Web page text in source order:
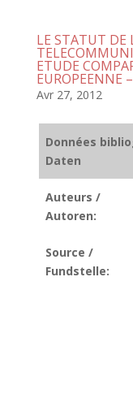
LE STATUT DE
ETUDE
EUROPEENNE
Avr 27, 2012
Données
Daten
Auteurs /
Autoren:
Source /
Fundstelle: